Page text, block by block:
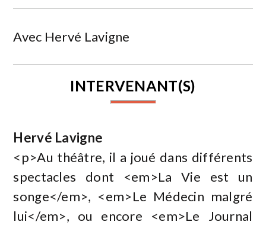
Avec Hervé Lavigne
INTERVENANT(S)
Hervé Lavigne
<p>Au théâtre, il a joué dans différents
spectacles dont <em>La Vie est un
songe</em>, <em>Le Médecin malgré
lui</em>, ou encore <em>Le Journal